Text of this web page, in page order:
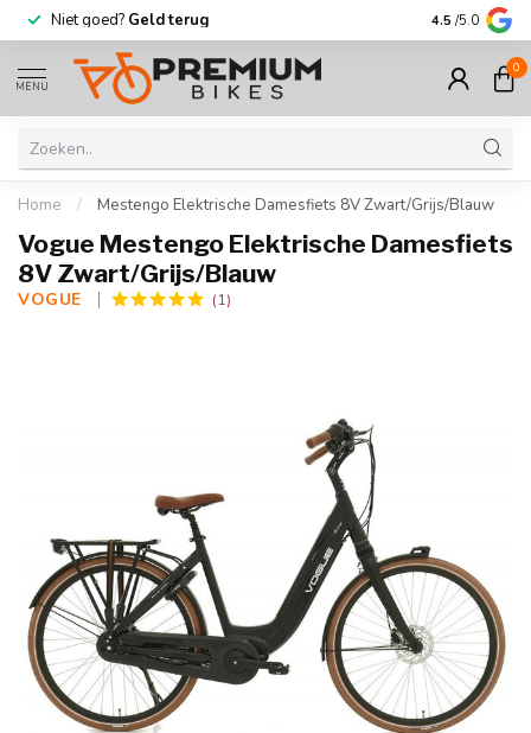
Niet goed? Geld terug Meer dan
4.5 /5.0
MENU
0
Home / Mestengo Elektrische Damesfiets 8V Zwart/Grijs/Blauw
Vogue Mestengo Elektrische Damesfiets
8V Zwart/Grijs/Blauw
VOGUE (1)